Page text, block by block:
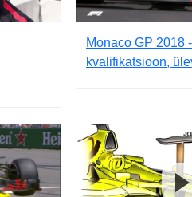
Monaco GP 2018 -
kvalifikatsioon,